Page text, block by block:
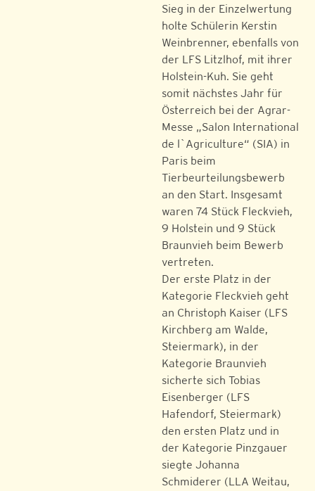
Sieg in der Einzelwertung
holte Schülerin Kerstin
Weinbrenner, ebenfalls von
der LFS Litzlhof, mit ihrer
Holstein-Kuh. Sie geht
somit nächstes Jahr für
Österreich bei der Agrar-
Messe „Salon International
de l`Agriculture“ (SIA) in
Paris beim
Tierbeurteilungsbewerb
an den Start. Insgesamt
waren 74 Stück Fleckvieh,
9 Holstein und 9 Stück
Braunvieh beim Bewerb
vertreten.
Der erste Platz in der
Kategorie Fleckvieh geht
an Christoph Kaiser (LFS
Kirchberg am Walde,
Steiermark), in der
Kategorie Braunvieh
sicherte sich Tobias
Eisenberger (LFS
Hafendorf, Steiermark)
den ersten Platz und in
der Kategorie Pinzgauer
siegte Johanna
Schmiderer (LLA Weitau,